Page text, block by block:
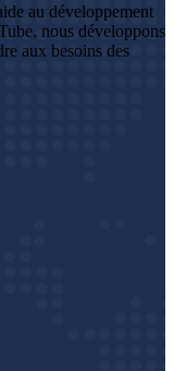
au développement
nous développons
aux besoins des